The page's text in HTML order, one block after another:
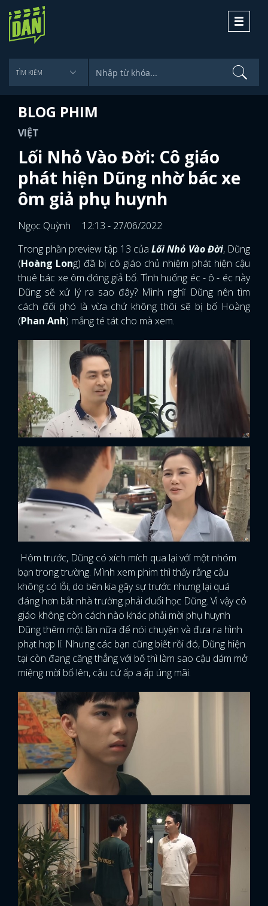
Toggle
BLOG PHIM
VIỆT
Lối Nhỏ Vào Đời: Cô giáo
phát hiện Dũng nhờ bác xe
ôm giả phụ huynh
Ngọc Quỳnh
12:13 - 27/06/2022
Trong phần preview tập 13 củaLối Nhỏ Vào Đời, Dũng
(Hoàng Long) đã bị cô giáo chủ nhiệm phát hiện cậu
thuê bác xe ôm đóng giả bố. Tình huống éc - ô - éc này
Dũng sẽ xử lý ra sao đây? Mình nghĩ Dũng nên tìm
cách đối phó là vừa chứ không thôi sẽ bị bố Hoàng
(Phan Anh) mắng té tát cho mà xem.
Hôm trước, Dũng có xích mích qua lại với một nhóm
bạn trong trường. Mình xem phim thì thấy rằng cậu
không có lỗi, do bên kia gây sự trước nhưng lại quá
đáng hơn bắt nhà trường phải đuổi học Dũng. Vì vậy cô
giáo không còn cách nào khác phải mời phụ huynh
Dũng thêm một lần nữa để nói chuyện và đưa ra hình
phạt hợp lí. Nhưng các bạn cũng biết rồi đó, Dũng hiện
tại còn đang căng thẳng với bố thì làm sao cậu dám mở
miệng mời bố lên, cậu cứ ấp a ấp úng mãi.